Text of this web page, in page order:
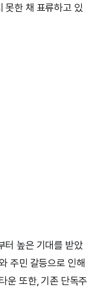
못한 채 표류하고 있
터 높은 기대를 받았
주민 갈등으로 인해
운 또한, 기존 단독주